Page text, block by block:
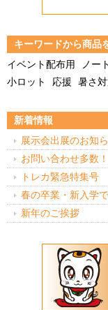
キーワードから商品
イベント配布用
ノート
小ロット
応援 暑さ
新着情報
展示会出展のお知
お問い合わせ多数
トレカ緊急特集号
春の卒業・新入学
新年のご挨拶